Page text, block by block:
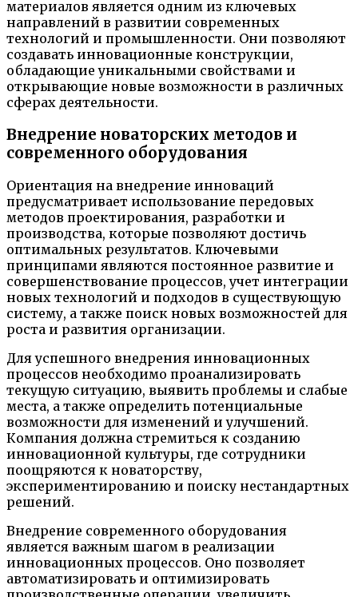
материалов является одним из ключевых
направлений в развитии современных
технологий и промышленности. Они позволяют
создавать инновационные конструкции,
обладающие уникальными свойствами и
открывающие новые возможности в различных
сферах деятельности.
Внедрение новаторских методов и
современного оборудования
Ориентация на внедрение инноваций
предусматривает использование передовых
методов проектирования, разработки и
производства, которые позволяют достичь
оптимальных результатов. Ключевыми
принципами являются постоянное развитие и
совершенствование процессов, учет интеграции
новых технологий и подходов в существующую
систему, а также поиск новых возможностей для
роста и развития организации.
Для успешного внедрения инновационных
процессов необходимо проанализировать
текущую ситуацию, выявить проблемы и слабые
места, а также определить потенциальные
возможности для изменений и улучшений.
Компания должна стремиться к созданию
инновационной культуры, где сотрудники
поощряются к новаторству,
экспериментированию и поиску нестандартных
решений.
Внедрение современного оборудования
является важным шагом в реализации
инновационных процессов. Оно позволяет
автоматизировать и оптимизировать